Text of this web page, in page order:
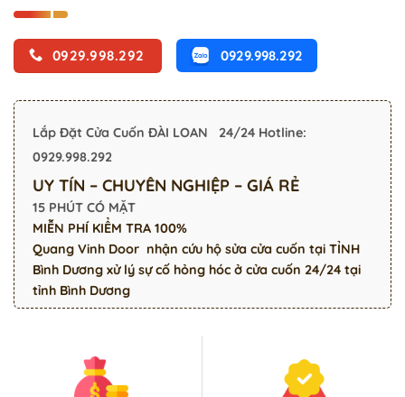
0929.998.292 0929.998.292
Lắp Đặt Cửa Cuốn ĐÀI LOAN 24/24 Hotline:
0929.998.292
UY TÍN – CHUYÊN NGHIỆP – GIÁ RẺ
15 PHÚT CÓ MẶT
MIỄN PHÍ KIỂM TRA 100%
Quang Vinh Door nhận cứu hộ sửa cửa cuốn tại TỈNH
Bình Dương xử lý sự cố hỏng hóc ở cửa cuốn 24/24 tại
tỉnh Bình Dương